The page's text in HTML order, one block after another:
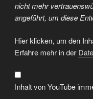
nicht mehr
angeführt, um diese
„Warum
du
sogar
echten
nicht
mehr
glauben
kannst“
Hier klicken, um den
Erfahre mehr in der
Inhalt von YouTube